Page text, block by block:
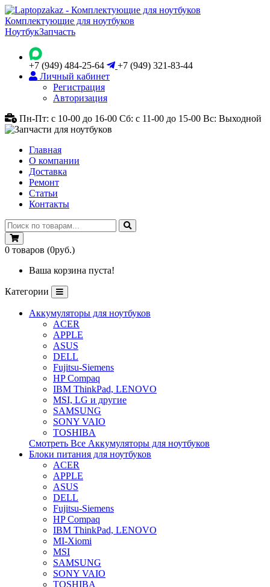
Комплектующие для ноутбуков
НоутбукЗапчасть
+7 (949) 484-25-64
+7 (949) 321-83-44
Личный кабинет
Регистрация
Авторизация
Пн-Пт: с 10-00 до 16-00 Сб: с 11-00 до 15-00 Вс: Выходной
Главная
О компании
Доставка
Ремонт
Статьи
Контакты
0 товаров (0руб.)
Ваша корзина пуста!
Категории
Аккумуляторы для ноутбуков
ACER
APPLE
ASUS
DELL
Fujitsu-Siemens
HP Compaq
IBM ThinkPad, LENOVO
MSI, LG и другие
SAMSUNG
SONY VAIO
TOSHIBA
Смотреть Все Аккумуляторы для ноутбуков
Блоки питания для ноутбуков
ACER
APPLE
ASUS
DELL
Fujitsu-Siemens
HP Compaq
IBM ThinkPad, LENOVO
MI-Xiomi
MSI
SAMSUNG
SONY VAIO
TOSHIBA